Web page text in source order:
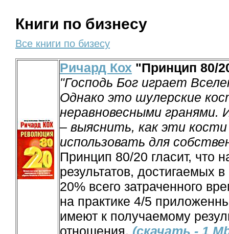
Книги по бизнесу
Все книги по бизесу
Ричард Кох "Принцип 80/
"Господь Бог играет
Однако это шулерские
неравновесными гранями.
– выяснить, как эти
использовать для
Принцип 80/20 гласит, что
результатов, достигаемых
20% всего затраченного
на практике 4/5
имеют к получаемому
отношения. (скачать - 1